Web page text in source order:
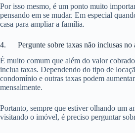
Por isso mesmo, é um ponto muito
pensando em se mudar. Em especial
casa para ampliar a família.
4. Pergunte sobre taxas não inclusas no
É muito comum que além do valor
inclua taxas. Dependendo do tipo de
condomínio e outras taxas podem
mensalmente.
Portanto, sempre que estiver olhando um
visitando o imóvel, é preciso perguntar